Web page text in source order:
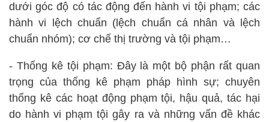
dưới góc độ có tác động đến hành vi tội phạm; các
hành vi lệch chuẩn (lệch chuẩn cá nhân và lệch
chuẩn nhóm); cơ chế thị trường và tội phạm…
- Thống kê tội phạm: Đây là một bộ phận rất quan
trọng của thống kê phạm pháp hình sự; chuyên
thống kê các hoạt động phạm tội, hậu quả, tác hại
do hành vi phạm tội gây ra và những vấn đề khác